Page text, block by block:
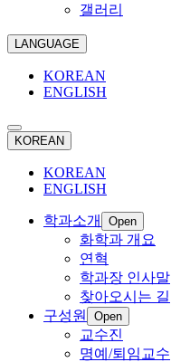
갤러리
LANGUAGE
KOREAN
ENGLISH
KOREAN
KOREAN
ENGLISH
학과소개 Open
화학과 개요
연혁
학과장 인사말
찾아오시는 길
구성원
Open
교수진
명예/퇴임교수